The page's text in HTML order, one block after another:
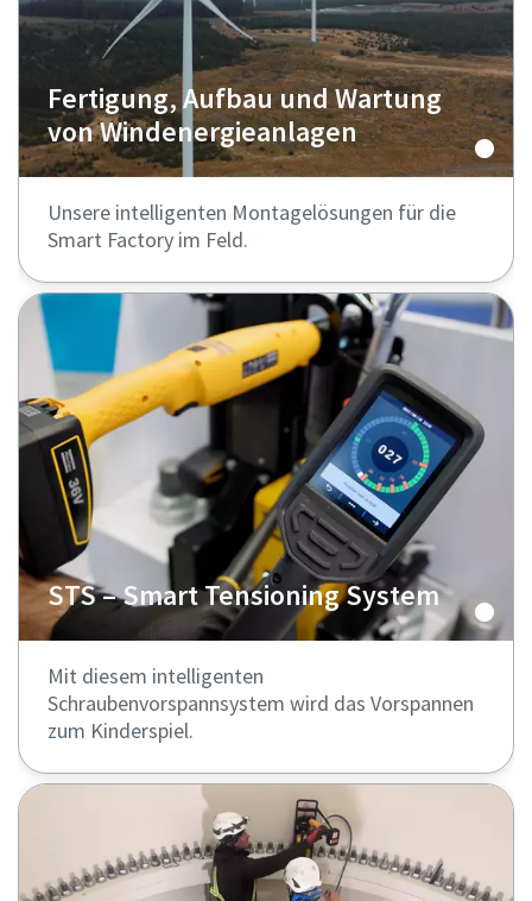
Fertigung, Aufbau und Wartung
von Windenergie­anlagen
Unsere intelligenten Montagelösungen für die
Smart Factory im Feld.
STS – Smart Tensioning System
Mit diesem intelligenten
Schraubenvorspannsystem wird das Vorspannen
zum Kinderspiel.